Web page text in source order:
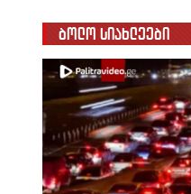
ბოლო სიახლეები